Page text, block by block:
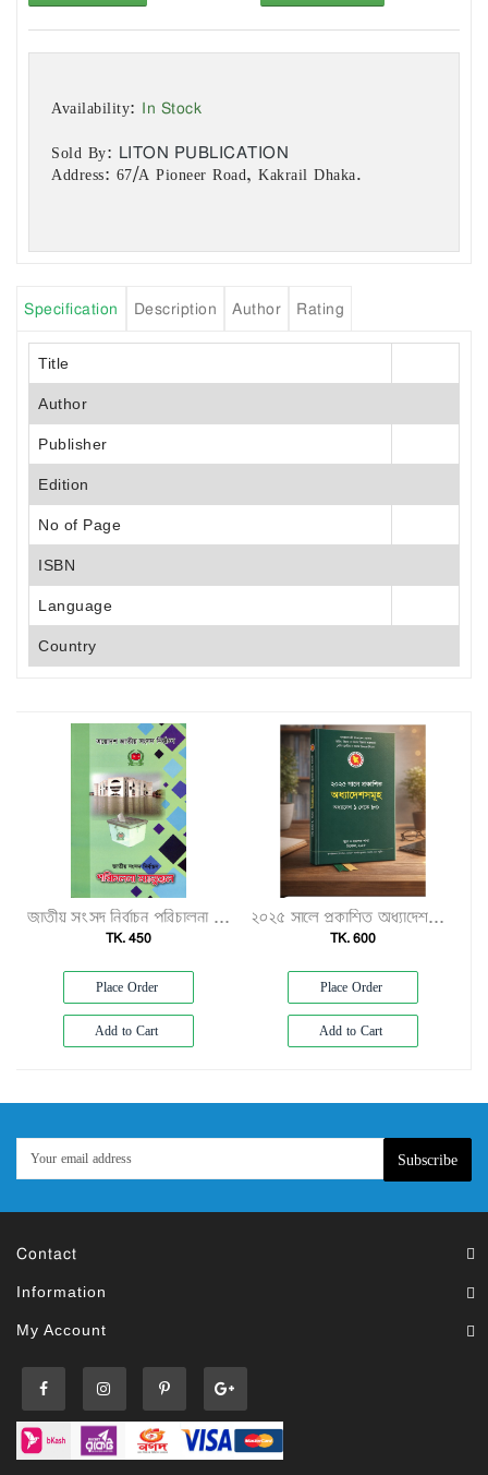
Availability: In Stock
Sold By: LITON PUBLICATION
Address: 67/A Pioneer Road, Kakrail Dhaka.
Specification Description Author Rating
Title
Author
Publisher
Edition
No of Page
ISBN
Language
Country
জাতীয় সংসদ নির্বাচন পরিচালনা ম্যানুয়েল"
TK. 450
Place Order
Add to Cart
২০২৫ সালে প্রকাশিত অধ্যাদেশসমূহ (অধ্যাদেশ ১–৮০)"
TK. 600
Place Order
Add to Cart
Subscribe
Contact
Information
My Account